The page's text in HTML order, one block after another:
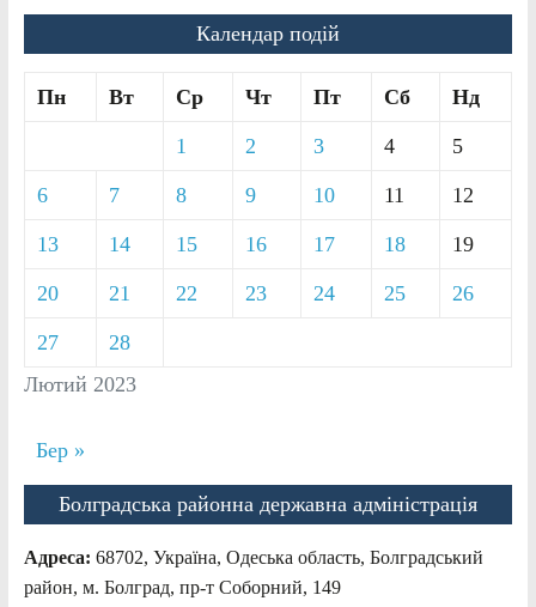
Календар подій
Лютий 2023
Пн Вт Ср Чт Пт Сб Нд
1 2 3 4 5
6 7 8 9 10 11 12
13 14 15 16 17 18 19
20 21 22 23 24 25 26
27 28
Бер »
Болградська районна державна адміністрація
Адреса: 68702, Україна, Одеська область, Болградський
район, м. Болград, пр-т Соборний, 149